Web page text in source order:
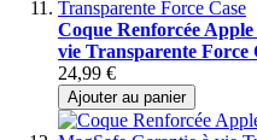
Coque Renforcée
vie Transparente Force
24,99 €
Ajouter au panier